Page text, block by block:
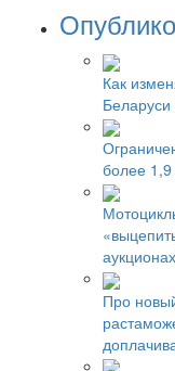
Как
Беларуси
более
Про